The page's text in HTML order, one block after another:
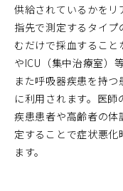
供給されているかをリ
指先で測定するタイ
むだけで採血すること
やICU（集中治療室）
また呼吸器疾患を持
に利用されます。医
疾患患者や高齢者の
定することで症状悪化
ます。